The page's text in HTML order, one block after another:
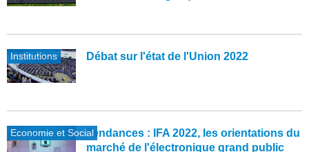
Institutions Débat sur l'état de l'Union 2022
Economie et SocialTendances : IFA 2022, les orientations du
marché de l'électronique grand public